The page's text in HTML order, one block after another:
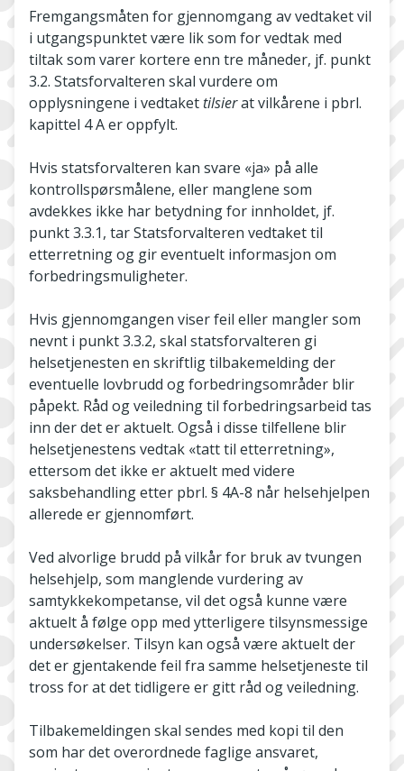
Fremgangsmåten for gjennomgang av vedtaket vil
i utgangspunktet være lik som for vedtak med
tiltak som varer kortere enn tre måneder, jf. punkt
3.2. Statsforvalteren skal vurdere om
opplysningene i vedtaket tilsierat vilkårene i pbrl.
kapittel 4 A er oppfylt.
Hvis statsforvalteren kan svare «ja» på alle
kontrollspørsmålene, eller manglene som
avdekkes ikke har betydning for innholdet, jf.
punkt 3.3.1, tar Statsforvalteren vedtaket til
etterretning og gir eventuelt informasjon om
forbedringsmuligheter.
Hvis gjennomgangen viser feil eller mangler som
nevnt i punkt 3.3.2, skal statsforvalteren gi
helsetjenesten en skriftlig tilbakemelding der
eventuelle lovbrudd og forbedringsområder blir
påpekt. Råd og veiledning til forbedringsarbeid tas
inn der det er aktuelt. Også i disse tilfellene blir
helsetjenestens vedtak «tatt til etterretning»,
ettersom det ikke er aktuelt med videre
saksbehandling etter pbrl. § 4A-8 når helsehjelpen
allerede er gjennomført.
Ved alvorlige brudd på vilkår for bruk av tvungen
helsehjelp, som manglende vurdering av
samtykkekompetanse, vil det også kunne være
aktuelt å følge opp med ytterligere tilsynsmessige
undersøkelser. Tilsyn kan også være aktuelt der
det er gjentakende feil fra samme helsetjeneste til
tross for at det tidligere er gitt råd og veiledning.
Tilbakemeldingen skal sendes med kopi til den
som har det overordnede faglige ansvaret,